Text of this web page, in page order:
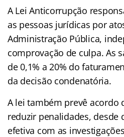
A Lei Anticorrupção
as pessoas jurídicas por
Administração Pública,
comprovação de culpa. As
de 0,1% a 20% do
da decisão condenatória.
A lei também prevê acordo
reduzir penalidades, desde
efetiva com as